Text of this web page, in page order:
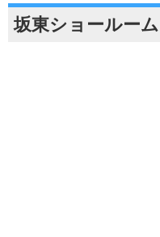
坂東ショールー